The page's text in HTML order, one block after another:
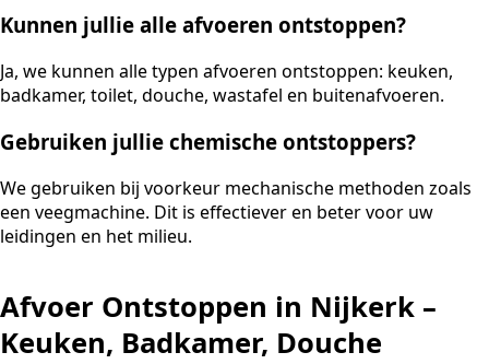
Kunnen jullie alle afvoeren ontstoppen?
Ja, we kunnen alle typen afvoeren ontstoppen: keuken,
badkamer, toilet, douche, wastafel en buitenafvoeren.
Gebruiken jullie chemische ontstoppers?
We gebruiken bij voorkeur mechanische methoden zoals
een veegmachine. Dit is effectiever en beter voor uw
leidingen en het milieu.
Afvoer Ontstoppen in Nijkerk –
Keuken, Badkamer, Douche